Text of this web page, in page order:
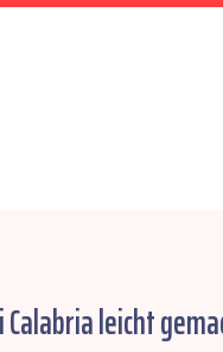
leicht